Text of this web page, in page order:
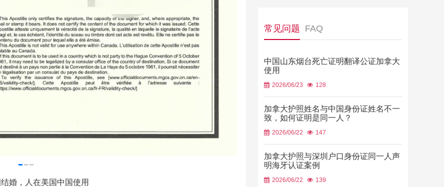
婚，人在美国中国使用
常见问题 FAQ
中国山东烟台死亡证明翻译公证加拿大
使用
2026/06/23 128
加拿大护照姓名与中国身份证姓名不一
致，如何证明是同一人？
2026/06/22 147
加拿大护照与深圳户口身份证同一人声
明海牙认证案例
2026/06/22 139